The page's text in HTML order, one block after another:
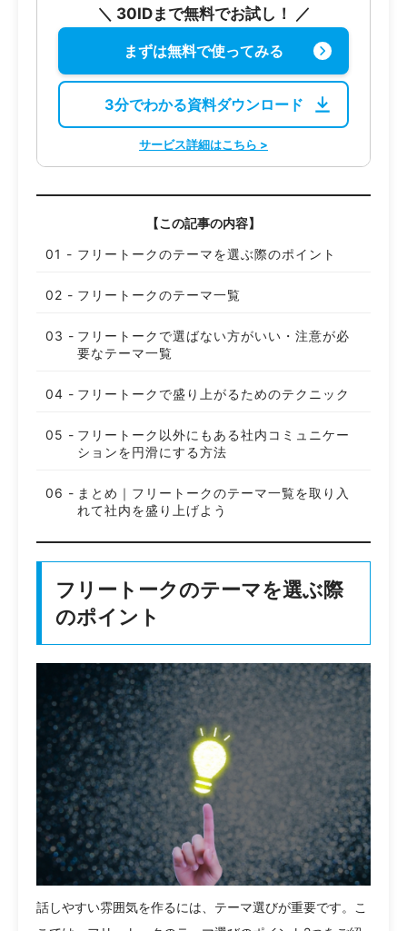
＼ 30IDまで無料でお試し！ ／
まずは無料で使ってみる
3分でわかる資料ダウンロード
サービス詳細はこちら >
【この記事の内容】
フリートークのテーマを選ぶ際のポイント
フリートークのテーマ一覧
フリートークで選ばない方がいい・注意が必
要なテーマ一覧
フリートークで盛り上がるためのテクニック
フリートーク以外にもある社内コミュニケー
ションを円滑にする方法
まとめ｜フリートークのテーマ一覧を取り入
れて社内を盛り上げよう
フリートークのテーマを選ぶ際
のポイント
話しやすい雰囲気を作るには、テーマ選びが重要です。こ